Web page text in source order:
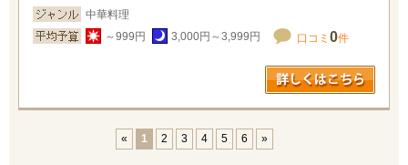
中華料理
～999円
3,000円～3,999円 口コミ 0件
« 1 2 3 4 5 6 »